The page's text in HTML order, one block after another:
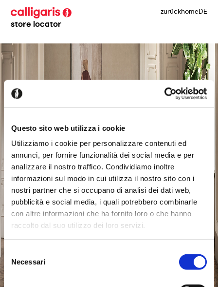
Questo sito web utilizza i cookie
Utilizziamo i cookie per personalizzare contenuti ed
annunci, per fornire funzionalità dei social media e per
analizzare il nostro traffico. Condividiamo inoltre
informazioni sul modo in cui utilizza il nostro sito con i
nostri partner che si occupano di analisi dei dati web,
pubblicità e social media, i quali potrebbero combinarle
con altre informazioni che ha fornito loro o che hanno
raccolto dal suo utilizzo dei loro servizi.
del
consenso
Necessari
store locator
zurückhomeDE